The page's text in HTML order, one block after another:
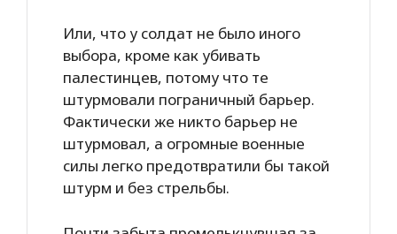
Или, что у солдат не было иного
выбора, кроме как убивать
палестинцев, потому что те
штурмовали пограничный барьер.
Фактически же никто барьер не
штурмовал, а огромные военные
силы легко предотвратили бы такой
штурм и без стрельбы.